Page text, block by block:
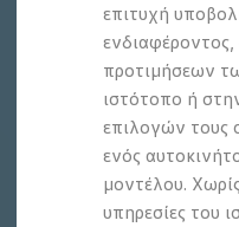
επιτυχή
προτιμήσεων
ιστότοπο ή
επιλογών τους
ενός
μοντέλου.
υπηρεσίες του
Ενημέρωση ID.
Πλατφόρμα
Μύθοι &
Πού
Πόσο
Πώς
Πώς
Η αντλία
Η
Το